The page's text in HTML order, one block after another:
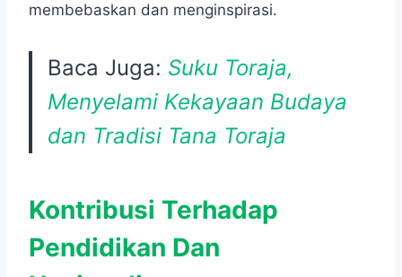
membebaskan dan menginspirasi.
Baca Juga: Suku Toraja,
Menyelami Kekayaan Budaya
dan Tradisi Tana Toraja
Kontribusi Terhadap
Pendidikan Dan